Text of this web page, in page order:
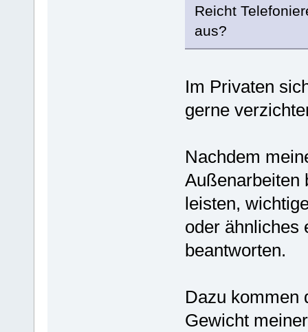
Reicht
aus?
Im Privaten
gerne
Nachdem
Außenarbeiten
leisten,
oder ähnliches
beantworten.
Dazu kommen
Gewicht